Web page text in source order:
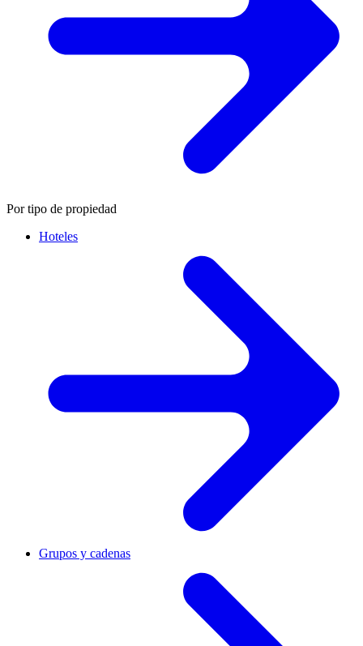
Por tipo de propiedad
Hoteles
Grupos y cadenas